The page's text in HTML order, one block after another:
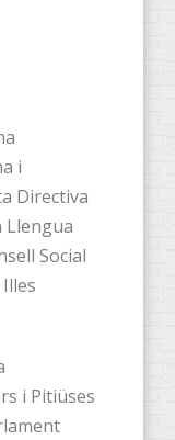
i
Directiva
Llengua
Social
i Pitiüses